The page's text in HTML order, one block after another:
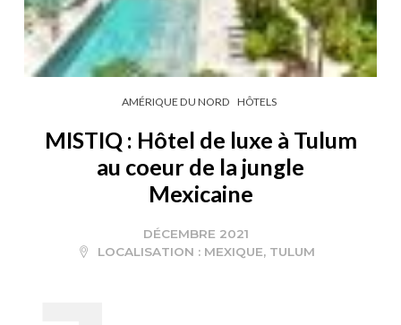
AMÉRIQUE DU NORD HÔTELS
MISTIQ : Hôtel de luxe à Tulum
au coeur de la jungle
Mexicaine
DÉCEMBRE 2021
LOCALISATION : MEXIQUE, TULUM